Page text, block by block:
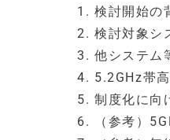
検討開始の
検討対象シ
他システム
5.2GHz帯
制度化に向
（参考）